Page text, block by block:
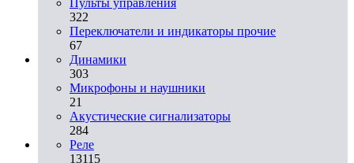
322
Переключатели и индикаторы прочие
67
Динамики
303
Микрофоны и наушники
21
Акустические сигнализаторы
284
Реле
13115